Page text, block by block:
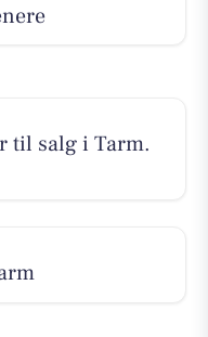
til salg i Tarm.